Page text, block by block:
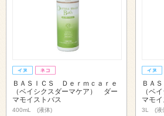
ＢＡＳＩＣＳ Ｄｅｒｍｃａｒｅ
（ベイシクスダーマケア） ダー
マモイストバス
400mL (液体)
ＢＡ
（ベ
マモ
3L (液